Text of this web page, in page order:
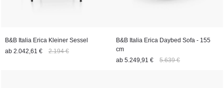
B&B Italia Erica Kleiner Sessel
ab 2.042,61 € 2.194 €
B&B Italia Erica Daybed Sofa - 155
cm
ab 5.249,91 € 5.639 €